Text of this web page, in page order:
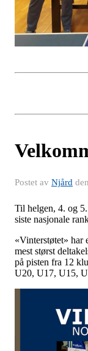
Postet av Njård den
Til helgen, 4. og
siste nasjonale
«Vinterstøtet» har
mest størst
på pisten fra 12
U20, U17, U15,